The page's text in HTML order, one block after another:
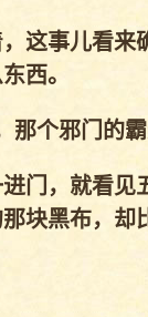
这事儿看来
西。
个邪门的
门，就看见
块黑布，却